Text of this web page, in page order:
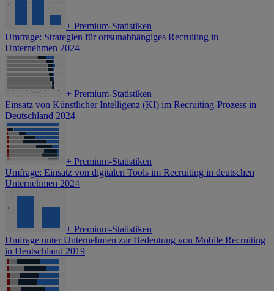
+ Premium-Statistiken
Umfrage: Strategien für ortsunabhängiges Recruiting in
Unternehmen 2024
+ Premium-Statistiken
Einsatz von Künstlicher Intelligenz (KI) im Recruiting-Prozess in
Deutschland 2024
+ Premium-Statistiken
Umfrage: Einsatz von digitalen Tools im Recruiting in deutschen
Unternehmen 2024
+ Premium-Statistiken
Umfrage unter Unternehmen zur Bedeutung von Mobile Recruiting
in Deutschland 2019